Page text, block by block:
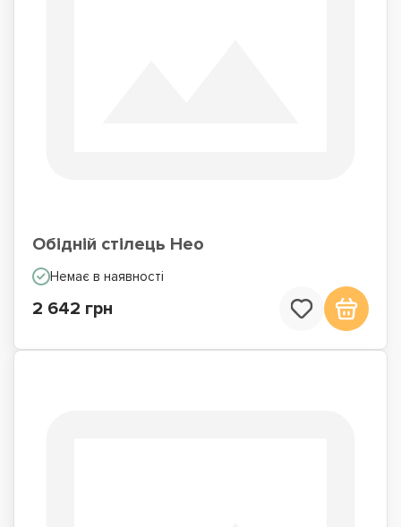
Обідній стілець Нео
Немає в наявності
2 642 грн